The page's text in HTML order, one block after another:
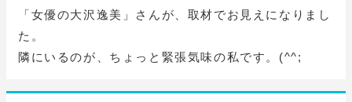
「女優の大沢逸美」さんが、取材でお見えになりまし
た。
隣にいるのが、ちょっと緊張気味の私です。(^^;